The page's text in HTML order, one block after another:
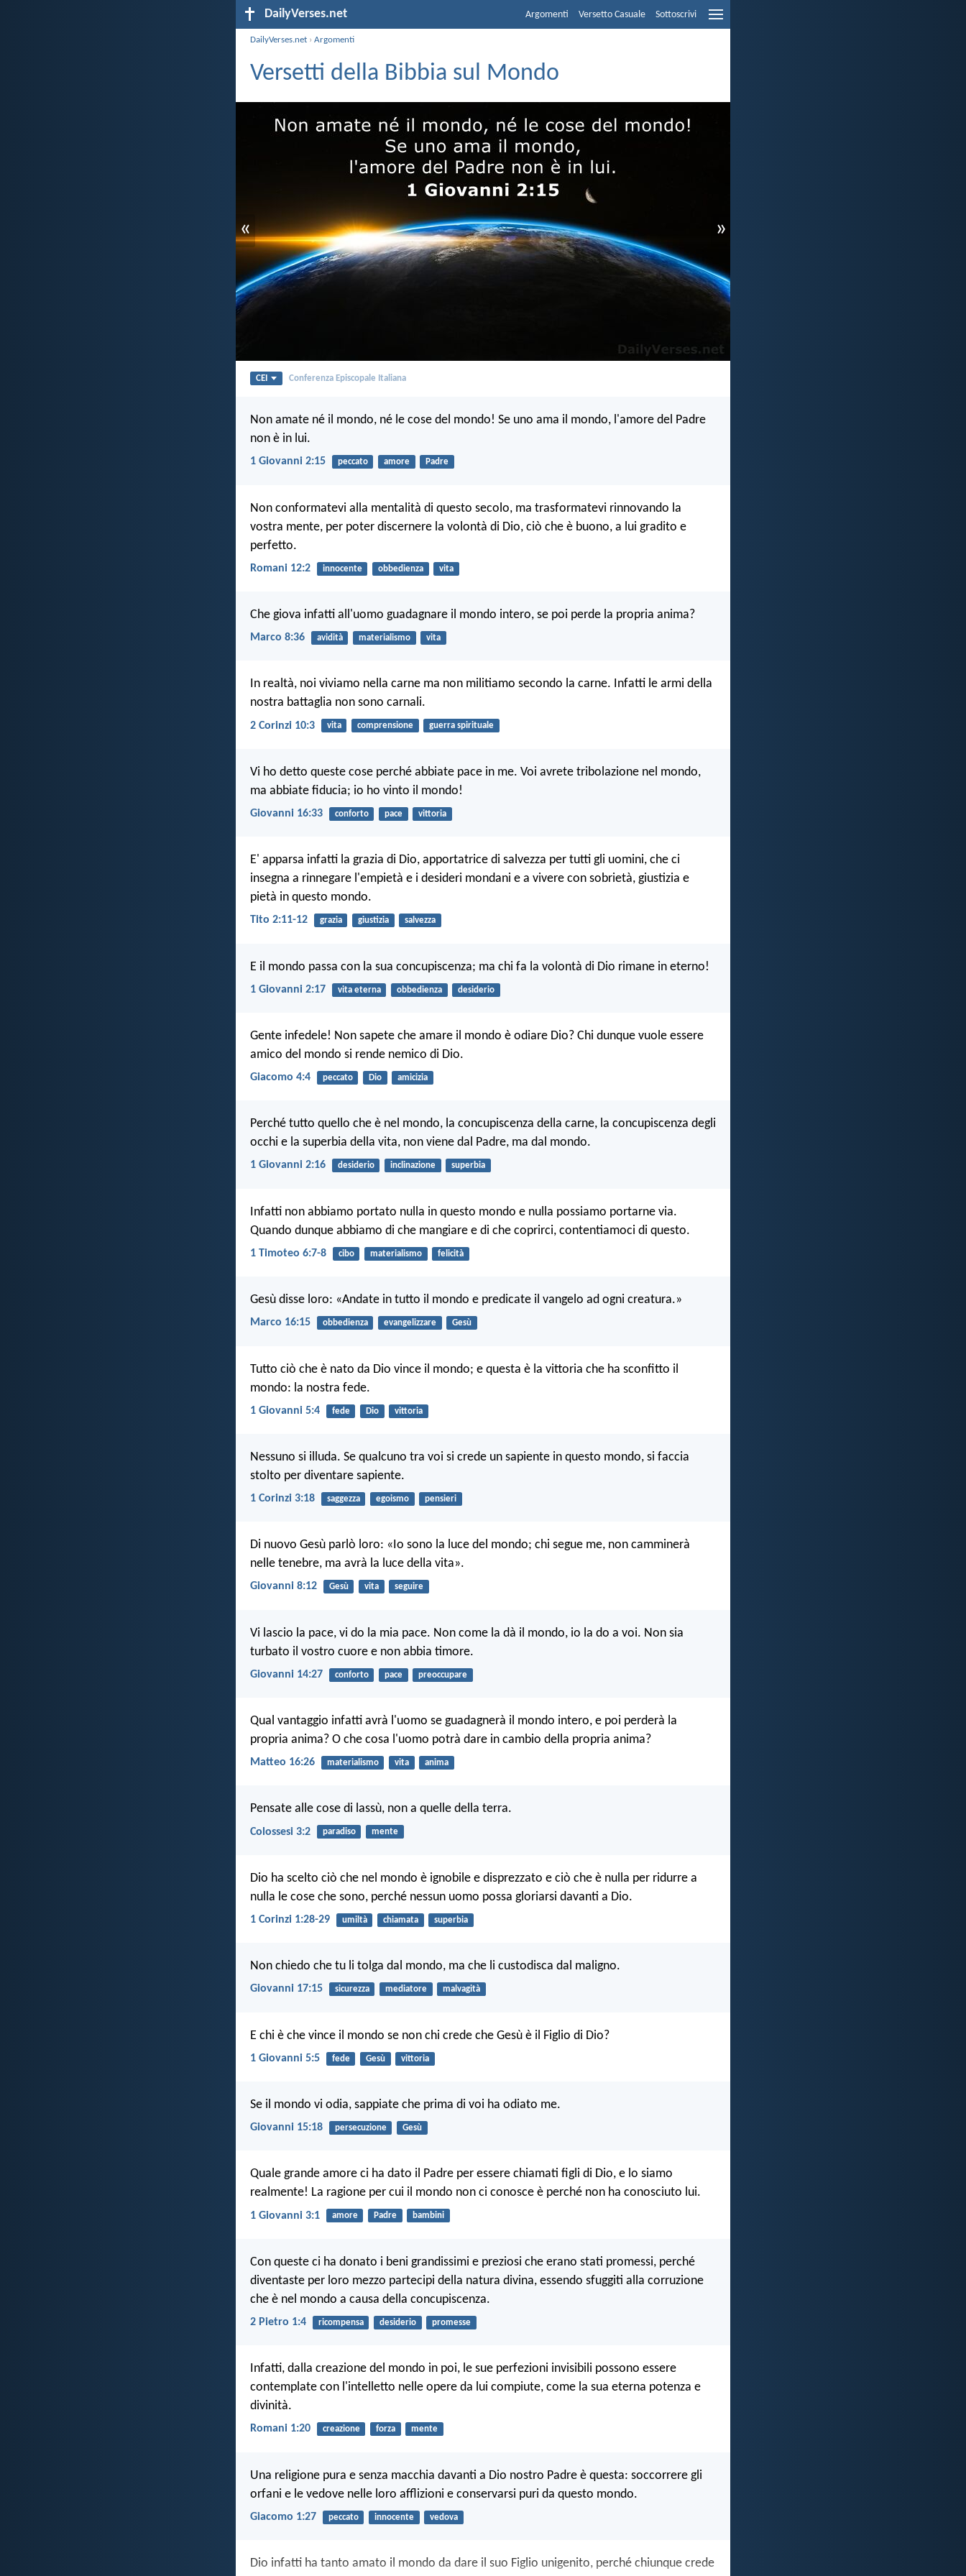
DailyVerses.net Argomenti Versetto Casuale Sottoscrivi
DailyVerses.net ›Argomenti
Versetti della Bibbia sul Mondo
« »
CEI Conferenza Episcopale Italiana
Non amate né il mondo, né le cose del mondo! Se uno ama il mondo, l'amore del Padre
non è in lui.
1 Giovanni 2:15 peccato amore Padre
Non conformatevi alla mentalità di questo secolo, ma trasformatevi rinnovando la
vostra mente, per poter discernere la volontà di Dio, ciò che è buono, a lui gradito e
perfetto.
Romani 12:2 innocente obbedienza vita
Che giova infatti all'uomo guadagnare il mondo intero, se poi perde la propria anima?
Marco 8:36 avidità materialismo vita
In realtà, noi viviamo nella carne ma non militiamo secondo la carne. Infatti le armi della
nostra battaglia non sono carnali.
2 Corinzi 10:3 vita comprensione guerra spirituale
Vi ho detto queste cose perché abbiate pace in me. Voi avrete tribolazione nel mondo,
ma abbiate fiducia; io ho vinto il mondo!
Giovanni 16:33 conforto pace vittoria
E' apparsa infatti la grazia di Dio, apportatrice di salvezza per tutti gli uomini, che ci
insegna a rinnegare l'empietà e i desideri mondani e a vivere con sobrietà, giustizia e
pietà in questo mondo.
Tito 2:11-12 grazia giustizia salvezza
E il mondo passa con la sua concupiscenza; ma chi fa la volontà di Dio rimane in eterno!
1 Giovanni 2:17 vita eterna obbedienza desiderio
Gente infedele! Non sapete che amare il mondo è odiare Dio? Chi dunque vuole essere
amico del mondo si rende nemico di Dio.
Giacomo 4:4 peccato Dio amicizia
Perché tutto quello che è nel mondo, la concupiscenza della carne, la concupiscenza degli
occhi e la superbia della vita, non viene dal Padre, ma dal mondo.
1 Giovanni 2:16 desiderio inclinazione superbia
Infatti non abbiamo portato nulla in questo mondo e nulla possiamo portarne via.
Quando dunque abbiamo di che mangiare e di che coprirci, contentiamoci di questo.
1 Timoteo 6:7-8 cibo materialismo felicità
Gesù disse loro: «Andate in tutto il mondo e predicate il vangelo ad ogni creatura.»
Marco 16:15 obbedienza evangelizzare Gesù
Tutto ciò che è nato da Dio vince il mondo; e questa è la vittoria che ha sconfitto il
mondo: la nostra fede.
1 Giovanni 5:4 fede Dio vittoria
Nessuno si illuda. Se qualcuno tra voi si crede un sapiente in questo mondo, si faccia
stolto per diventare sapiente.
1 Corinzi 3:18 saggezza egoismo pensieri
Di nuovo Gesù parlò loro: «Io sono la luce del mondo; chi segue me, non camminerà
nelle tenebre, ma avrà la luce della vita».
Giovanni 8:12 Gesù vita seguire
Vi lascio la pace, vi do la mia pace. Non come la dà il mondo, io la do a voi. Non sia
turbato il vostro cuore e non abbia timore.
Giovanni 14:27 conforto pace preoccupare
Qual vantaggio infatti avrà l'uomo se guadagnerà il mondo intero, e poi perderà la
propria anima? O che cosa l'uomo potrà dare in cambio della propria anima?
Matteo 16:26 materialismo vita anima
Pensate alle cose di lassù, non a quelle della terra.
Colossesi 3:2 paradiso mente
Dio ha scelto ciò che nel mondo è ignobile e disprezzato e ciò che è nulla per ridurre a
nulla le cose che sono, perché nessun uomo possa gloriarsi davanti a Dio.
1 Corinzi 1:28-29 umiltà chiamata superbia
Non chiedo che tu li tolga dal mondo, ma che li custodisca dal maligno.
Giovanni 17:15 sicurezza mediatore malvagità
E chi è che vince il mondo se non chi crede che Gesù è il Figlio di Dio?
1 Giovanni 5:5 fede Gesù vittoria
Se il mondo vi odia, sappiate che prima di voi ha odiato me.
Giovanni 15:18 persecuzione Gesù
Quale grande amore ci ha dato il Padre per essere chiamati figli di Dio, e lo siamo
realmente! La ragione per cui il mondo non ci conosce è perché non ha conosciuto lui.
1 Giovanni 3:1 amore Padre bambini
Con queste ci ha donato i beni grandissimi e preziosi che erano stati promessi, perché
diventaste per loro mezzo partecipi della natura divina, essendo sfuggiti alla corruzione
che è nel mondo a causa della concupiscenza.
2 Pietro 1:4 ricompensa desiderio promesse
Infatti, dalla creazione del mondo in poi, le sue perfezioni invisibili possono essere
contemplate con l'intelletto nelle opere da lui compiute, come la sua eterna potenza e
divinità.
Romani 1:20 creazione forza mente
Una religione pura e senza macchia davanti a Dio nostro Padre è questa: soccorrere gli
orfani e le vedove nelle loro afflizioni e conservarsi puri da questo mondo.
Giacomo 1:27 peccato innocente vedova
Dio infatti ha tanto amato il mondo da dare il suo Figlio unigenito, perché chiunque crede